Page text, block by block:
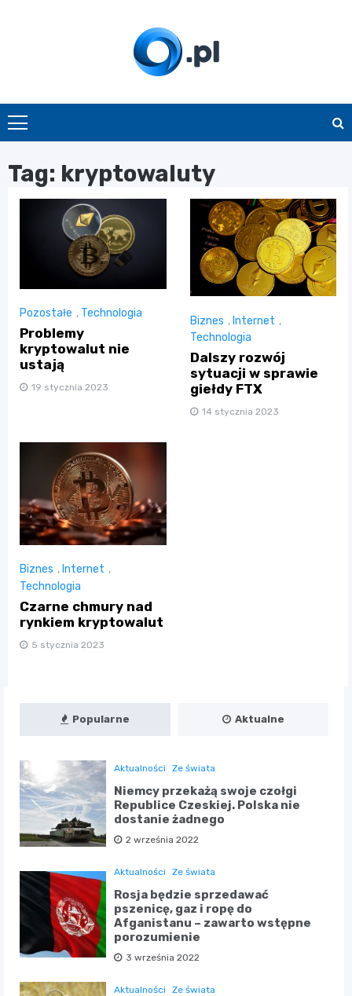
O.pl
Tag: kryptowaluty
Pozostałe , Technologia
Problemy
kryptowalut nie
ustają
19 stycznia 2023
Biznes , Internet ,
Technologia
Dalszy rozwój
sytuacji w sprawie
giełdy FTX
14 stycznia 2023
Biznes , Internet ,
Technologia
Czarne chmury nad
rynkiem kryptowalut
5 stycznia 2023
Popularne Aktualne
Aktualności Ze świata
Niemcy przekażą swoje czołgi
Republice Czeskiej. Polska nie
dostanie żadnego
2 września 2022
Aktualności Ze świata
Rosja będzie sprzedawać
pszenicę, gaz i ropę do
Afganistanu – zawarto wstępne
porozumienie
3 września 2022
Aktualności Ze świata